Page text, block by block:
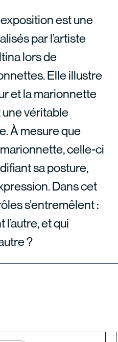
est une
par l’artiste
lors de
Elle illustre
et la marionnette
véritable
À mesure que
celle-ci
sa posture,
Dans cet
s’entremêlent :
et qui
?